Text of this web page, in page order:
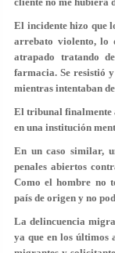
El incidente hizo que
arrebato violento, lo
atrapado tratando
farmacia. Se resistió
mientras intentaban
El tribunal finalmente
en una institución
En un caso similar,
penales abiertos
Como el hombre no
país de origen y no
La delincuencia
ya que en los últimos